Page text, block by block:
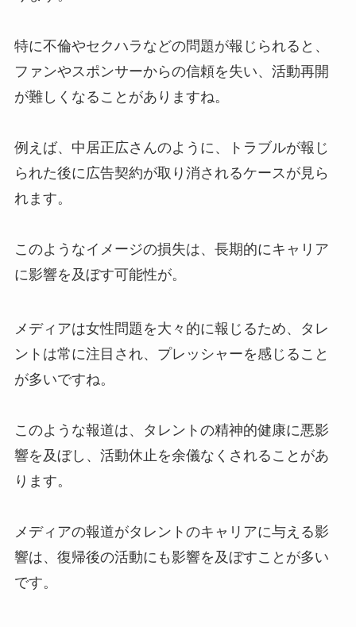
特に不倫やセクハラなどの問題が報じられると、
ファンやスポンサーからの信頼を失い、活動再開
が難しくなることがありますね。
例えば、中居正広さんのように、トラブルが報じ
られた後に広告契約が取り消されるケースが見ら
れます。
このようなイメージの損失は、長期的にキャリア
に影響を及ぼす可能性が。
メディアは女性問題を大々的に報じるため、タレ
ントは常に注目され、プレッシャーを感じること
が多いですね。
このような報道は、タレントの精神的健康に悪影
響を及ぼし、活動休止を余儀なくされることがあ
ります。
メディアの報道がタレントのキャリアに与える影
響は、復帰後の活動にも影響を及ぼすことが多い
です。